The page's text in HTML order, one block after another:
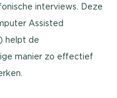
interviews. Deze
Assisted
helpt de
manier zo effectief